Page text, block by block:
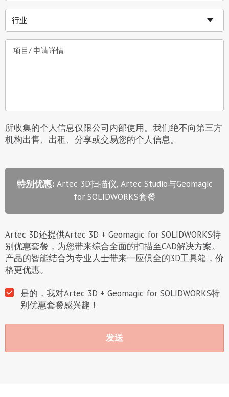
项目/ 申请详情
所收集的个人信息仅限公司内部使用。我们绝不向第三方
机构出售、出租、分享或交易您的个人信息。
特别优惠:Artec 3D扫描仪, Artec Studio与Geomagic
for SOLIDWORKS套餐
Artec 3D还提供Artec 3D + Geomagic for SOLIDWORKS特
别优惠套餐，为您带来综合全面的扫描至CAD解决方案。
产品的智能结合为专业人士带来一应俱全的3D工具箱，价
格更优惠。
是的，我对Artec 3D + Geomagic for SOLIDWORKS特
别优惠套餐感兴趣！